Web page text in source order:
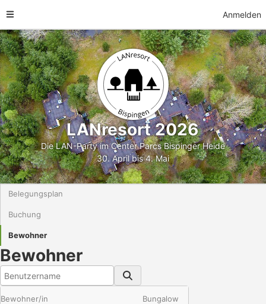
Anmelden
LANresort 2026
Die LAN-Party im Center Parcs Bispinger Heide
30. April bis 4. Mai
Belegungsplan
Buchung
Bewohner
Bewohner
Bewohner/in Bungalow